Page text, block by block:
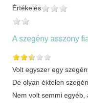
Értékelés
A szegény asszony
Volt egyszer egy
De olyan éktelen
Nem volt semmi egyéb,